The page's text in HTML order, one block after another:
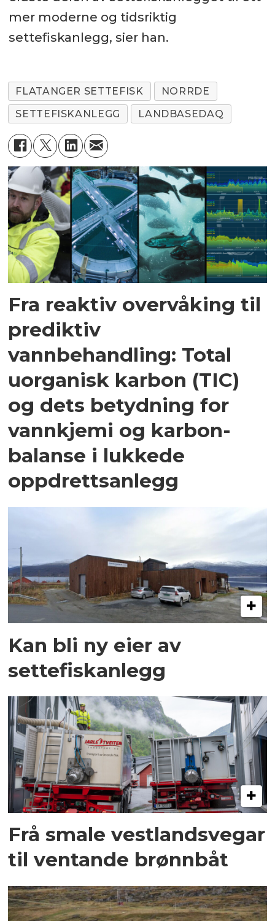
mer moderne og tidsriktig
settefiskanlegg, sier han.
FLATANGER SETTEFISK
NORRDE
SETTEFISKANLEGG
LANDBASEDAQ
Fra reaktiv overvåking til
prediktiv
vannbehandling: Total
uorganisk karbon (TIC)
og dets betydning for
vannkjemi og karbon­
balanse i lukkede
oppdrettsanlegg
Kan bli ny eier av
settefiskanlegg
Frå smale vestlandsvegar
til ventande brønnbåt